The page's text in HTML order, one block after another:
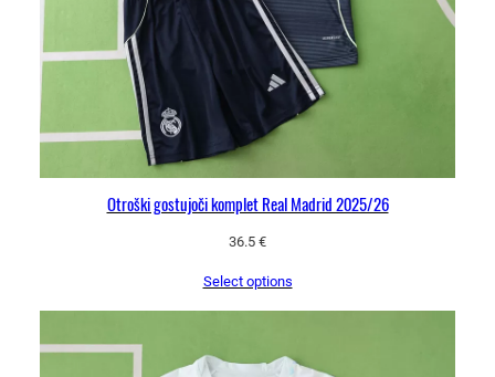
e
k
o
l
i
Otroški gostujoči komplet Real Madrid 2025/26
36.5 €
Select options